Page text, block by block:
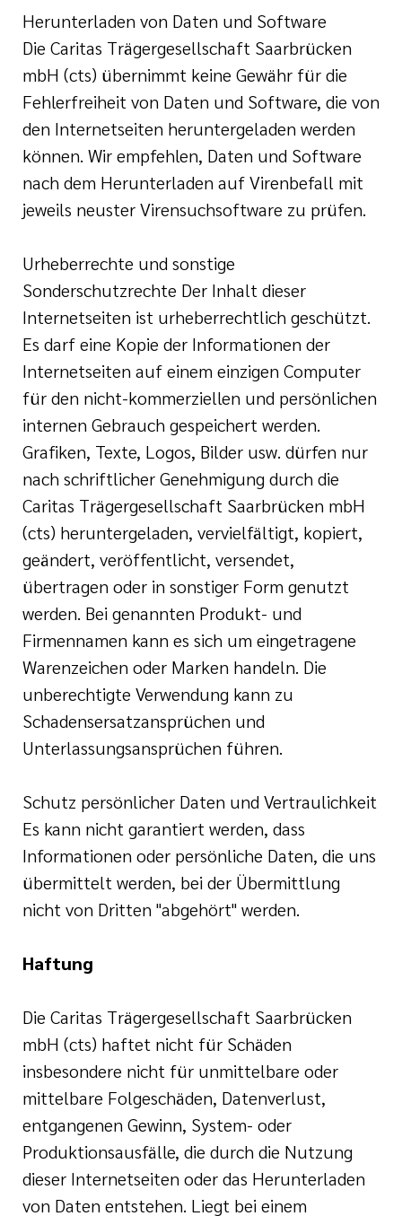
Herunterladen von Daten und Software
Die Caritas Trägergesellschaft Saarbrücken
mbH (cts) übernimmt keine Gewähr für die
Fehlerfreiheit von Daten und Software, die von
den Internetseiten heruntergeladen werden
können. Wir empfehlen, Daten und Software
nach dem Herunterladen auf Virenbefall mit
jeweils neuster Virensuchsoftware zu prüfen.
Urheberrechte und sonstige
Sonderschutzrechte Der Inhalt dieser
Internetseiten ist urheberrechtlich geschützt.
Es darf eine Kopie der Informationen der
Internetseiten auf einem einzigen Computer
für den nicht-kommerziellen und persönlichen
internen Gebrauch gespeichert werden.
Grafiken, Texte, Logos, Bilder usw. dürfen nur
nach schriftlicher Genehmigung durch die
Caritas Trägergesellschaft Saarbrücken mbH
(cts) heruntergeladen, vervielfältigt, kopiert,
geändert, veröffentlicht, versendet,
übertragen oder in sonstiger Form genutzt
werden. Bei genannten Produkt- und
Firmennamen kann es sich um eingetragene
Warenzeichen oder Marken handeln. Die
unberechtigte Verwendung kann zu
Schadensersatzansprüchen und
Unterlassungsansprüchen führen.
Schutz persönlicher Daten und Vertraulichkeit
Es kann nicht garantiert werden, dass
Informationen oder persönliche Daten, die uns
übermittelt werden, bei der Übermittlung
nicht von Dritten "abgehört" werden.
Haftung
Die Caritas Trägergesellschaft Saarbrücken
mbH (cts) haftet nicht für Schäden
insbesondere nicht für unmittelbare oder
mittelbare Folgeschäden, Datenverlust,
entgangenen Gewinn, System- oder
Produktionsausfälle, die durch die Nutzung
dieser Internetseiten oder das Herunterladen
von Daten entstehen. Liegt bei einem